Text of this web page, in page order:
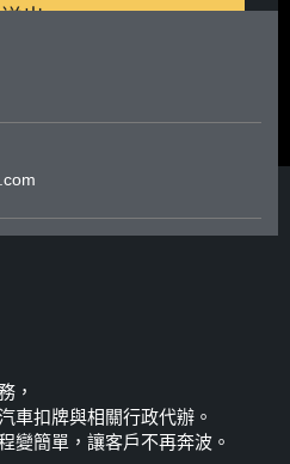
送出
，
車扣牌與相關行政代辦。
變簡單，讓客戶不再奔波。